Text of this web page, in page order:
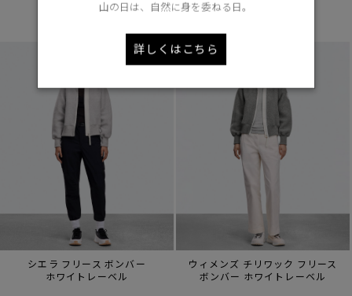
あなたへのおすすめ
シエラ フリース ボンバー
ホワイトレーベル
ウィメンズ チリワック フリース
ボンバー ホワイトレーベル
山の日は、自然に身を委ねる日。
詳しくはこちら